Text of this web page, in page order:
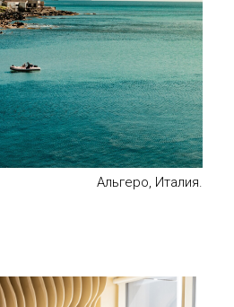
Альгеро, Италия.